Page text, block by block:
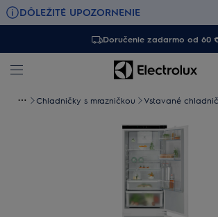
DÔLEŽITÉ UPOZORNENIE
Doručenie zadarmo od 60
Chladničky s mrazničkou Vstavané